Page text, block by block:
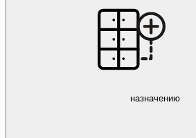
назначению